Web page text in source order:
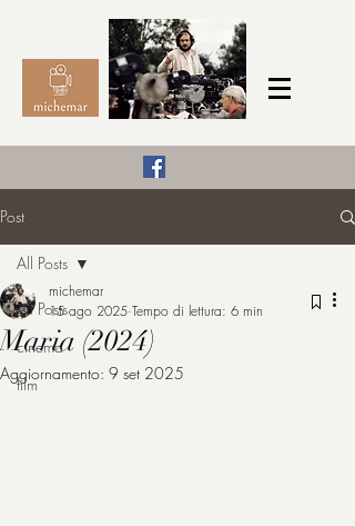
michemar
Post
All Posts
cinema
film
All Posts
Maria (2024)
michemar
15 ago 2025 Tempo di lettura: 6 min
Aggiornamento: 9 set 2025